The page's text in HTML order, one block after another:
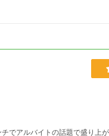
でアルバイトの話題で盛り上